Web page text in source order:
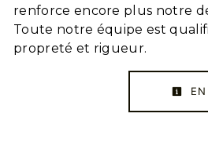
renforce encore plus notre
Toute notre équipe est
propreté et rigueur.